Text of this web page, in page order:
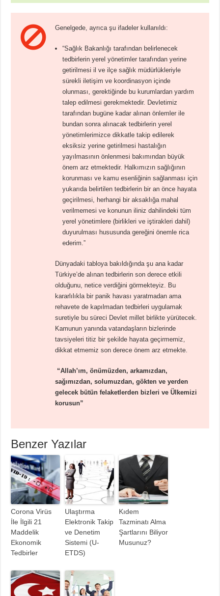
Genelgede, ayrıca şu ifadeler kullanıldı:
“Sağlık Bakanlığı tarafından belirlenecek
tedbirlerin yerel yönetimler tarafından yerine
getirilmesi il ve ilçe sağlık müdürlükleriyle
sürekli iletişim ve koordinasyon içinde
olunması, gerektiğinde bu kurumlardan yardım
talep edilmesi gerekmektedir. Devletimiz
tarafından bugüne kadar alınan önlemler ile
bundan sonra alınacak tedbirlerin yerel
yönetimlerimizce dikkatle takip edilerek
eksiksiz yerine getirilmesi hastalığın
yayılmasının önlenmesi bakımından büyük
önem arz etmektedir. Halkımızın sağlığının
korunması ve kamu esenliğinin sağlanması için
yukarıda belirtilen tedbirlerin bir an önce hayata
geçirilmesi, herhangi bir aksaklığa mahal
verilmemesi ve konunun iliniz dahilindeki tüm
yerel yönetimlere (birlikleri ve iştirakleri dahil)
duyurulması hususunda gereğini önemle rica
ederim.”
Dünyadaki tabloya bakıldığında şu ana kadar
Türkiye’de alınan tedbirlerin son derece etkili
olduğunu, netice verdiğini görmekteyiz. Bu
kararlılıkla bir panik havası yaratmadan ama
rehavete de kapılmadan tedbirleri uygulamak
suretiyle bu süreci Devlet millet birlikte yürütecek.
Kamunun yanında vatandaşların bizlerinde
tavsiyeleri titiz bir şekilde hayata geçirmemiz,
dikkat etmemiz son derece önem arz etmekte.
“Allah’ım, önümüzden, arkamızdan,
sağımızdan, solumuzdan, gökten ve yerden
gelecek bütün felaketlerden bizleri ve Ülkemizi
korusun”
Benzer Yazılar
Corona Virüs
İle İlgili 21
Maddelik
Ekonomik
Tedbirler
Ulaştırma
Elektronik Takip
ve Denetim
Sistemi (U-
ETDS)
Kıdem
Tazminatı Alma
Şartlarını Biliyor
Musunuz?